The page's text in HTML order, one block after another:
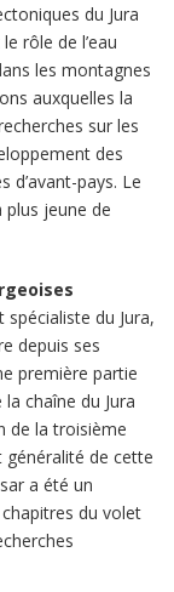
du Jura
rôle de l’eau
les montagnes
auxquelles la
sur les
des
pays. Le
plus jeune de
du Jura,
depuis ses
première partie
chaîne du Jura
de la troisième
de cette
a été un
du volet